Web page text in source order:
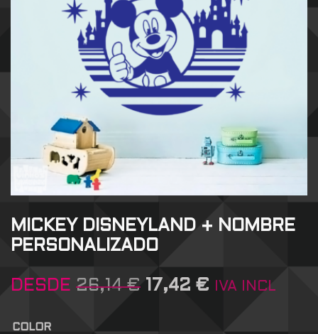
MICKEY DISNEYLAND + NOMBRE
PERSONALIZADO
DESDE 26,14€ 17,42 € IVA INCL
COLOR